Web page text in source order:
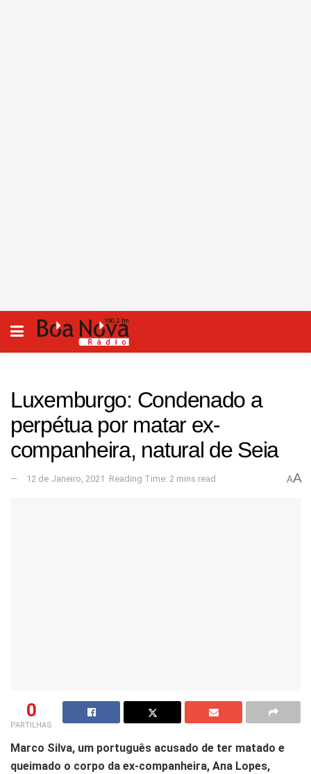
Luxemburgo: Condenado a
perpétua por matar ex-
companheira, natural de Seia
12 de Janeiro, 2021 Reading Time: 2 mins read AA
0
PARTILHAS
M arco Silva, um português acusado de ter matado e
queimado o corpo da ex-companheira, Ana Lopes,